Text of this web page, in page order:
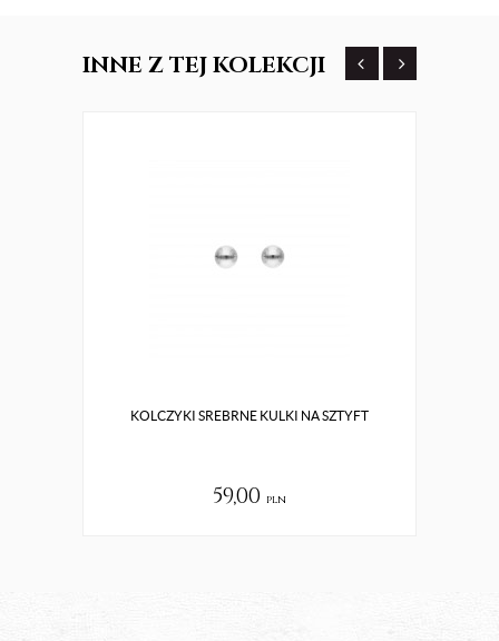
INNE Z TEJ KOLEKCJI
KOLCZYKI SREBRNE KULKI NA SZTYFT
59,00 pln